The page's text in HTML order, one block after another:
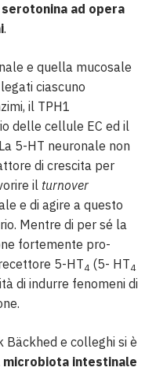
ad opera
.
e quella mucosale
legati ciascuno
il TPH1
delle cellule EC ed il
5-HT neuronale non
di crescita per
il turnover
e di agire a questo
Mentre di per sé la
fortemente pro-
5-HT4 (5- HT4
di indurre fenomeni di
e colleghi si è
microbiota intestinale